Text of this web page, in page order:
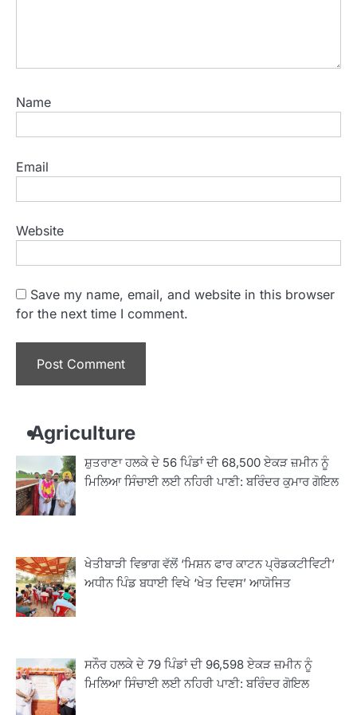
Name
Email
Website
Save my name, email, and website in this browser
for the next time I comment.
Agriculture
ਸ਼ੁਤਰਾਣਾ ਹਲਕੇ ਦੇ 56 ਪਿੰਡਾਂ ਦੀ 68,500 ਏਕੜ ਜ਼ਮੀਨ ਨੂੰ
ਮਿਲਿਆ ਸਿੰਚਾਈ ਲਈ ਨਹਿਰੀ ਪਾਣੀ: ਬਰਿੰਦਰ ਕੁਮਾਰ ਗੋਇਲ
ਖੇਤੀਬਾੜੀ ਵਿਭਾਗ ਵੱਲੋਂ ‘ਮਿਸ਼ਨ ਫਾਰ ਕਾਟਨ ਪ੍ਰੋਡਕਟੀਵਿਟੀ’
ਅਧੀਨ ਪਿੰਡ ਬਧਾਈ ਵਿਖੇ ‘ਖੇਤ ਦਿਵਸ’ ਆਯੋਜਿਤ
ਸਨੌਰ ਹਲਕੇ ਦੇ 79 ਪਿੰਡਾਂ ਦੀ 96,598 ਏਕੜ ਜ਼ਮੀਨ ਨੂੰ
ਮਿਲਿਆ ਸਿੰਚਾਈ ਲਈ ਨਹਿਰੀ ਪਾਣੀ: ਬਰਿੰਦਰ ਗੋਇਲ